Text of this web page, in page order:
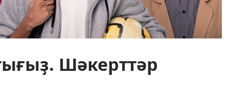
Шәкерттәр